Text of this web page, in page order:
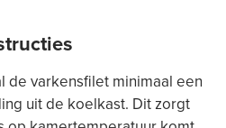
de varkensfilet minimaal een
uit de koelkast. Dit zorgt